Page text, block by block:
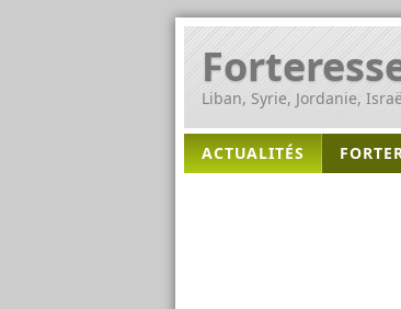
Liban, Syrie, Jordanie,
ACTUALITÉS